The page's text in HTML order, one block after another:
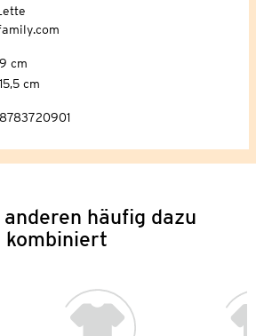
9 cm
15,5 cm
8783720901
häufig dazu
kombiniert